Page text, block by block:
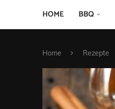
HOME BBQ
Home Rezepte